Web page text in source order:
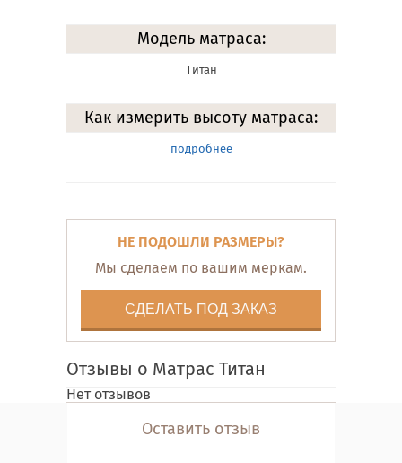
Модель матраса:
Титан
Как измерить высоту матраса:
подробнее
НЕ ПОДОШЛИ РАЗМЕРЫ?
Мы сделаем по вашим меркам.
СДЕЛАТЬ ПОД ЗАКАЗ
Отзывы о Матрас Титан
Нет отзывов
Оставить отзыв